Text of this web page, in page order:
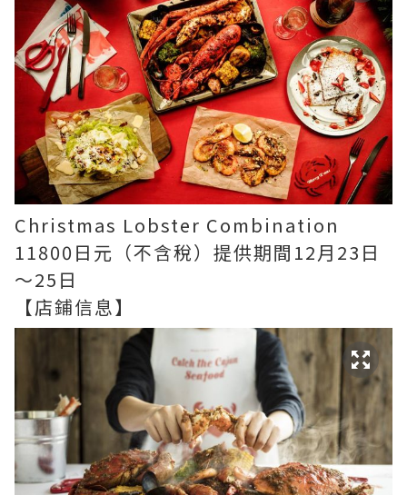
Christmas Lobster Combination
11800日元（不含稅）提供期間12月23日
～25日
【店鋪信息】